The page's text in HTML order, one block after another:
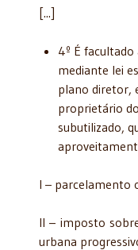
[...]
4º É
mediante lei
plano diretor,
proprietário
subutilizado,
I – parcelamento
II – imposto
urbana